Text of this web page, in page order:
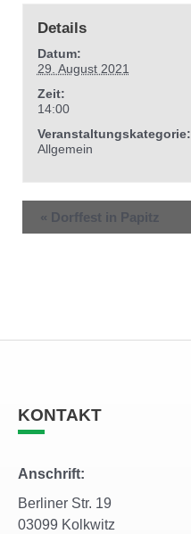
Details
Datum:
29. August 2021
Zeit:
14:00
Veranstaltungskategorie:
Allgemein
« Dorffest in Papitz
KONTAKT
Anschrift:
Berliner Str. 19
03099 Kolkwitz